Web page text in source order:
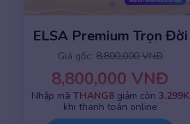
ELSA Premium Trọn Đời
Giá gốc: 8,800,000 VNĐ
8,800,000 VNĐ
Nhập mã THANG8giảm còn 3.299K
khi thanh toán online